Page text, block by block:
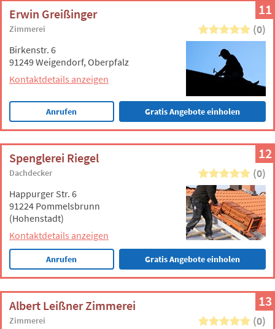
11
Erwin Greißinger
Zimmerei (0)
Birkenstr. 6
91249 Weigendorf, Oberpfalz
Kontaktdetails anzeigen
Anrufen Gratis Angebote einholen
12
Spenglerei Riegel
Dachdecker (0)
Happurger Str. 6
91224 Pommelsbrunn
(Hohenstadt)
Kontaktdetails anzeigen
Anrufen Gratis Angebote einholen
13
Albert Leißner Zimmerei
Zimmerei (0)